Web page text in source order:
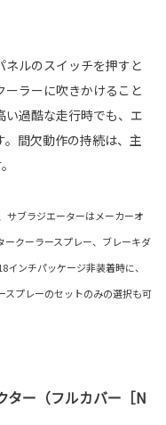
ルのスイッチを押すと
ラーに吹きかけること
過酷な走行時でも、エ
間欠動作の持続は、主
サブラジエーターはメーカーオ
ークーラースプレー、ブレーキダ
ンチパッケージ非装着時に、
スプレーのセットのみの選択も可
ター（フルカバー［N